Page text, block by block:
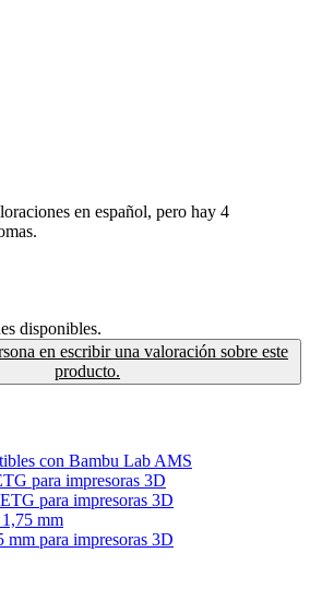
en español, pero hay 4
disponibles.
en escribir una valoración sobre este
producto.
con Bambu Lab AMS
para impresoras 3D
para impresoras 3D
mm
mm para impresoras 3D